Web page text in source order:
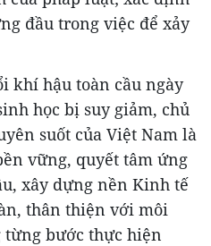
đầu trong việc để xảy
khí hậu toàn cầu ngày
học bị suy giảm, chủ
suốt của Việt Nam là
vững, quyết tâm ứng
xây dựng nền Kinh tế
thân thiện với môi
bước thực hiện